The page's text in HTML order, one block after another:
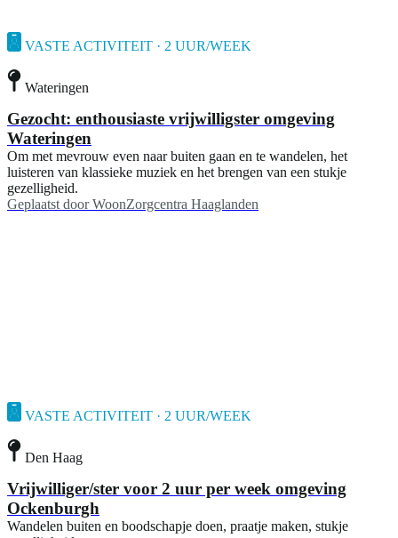
VASTE ACTIVITEIT · 2 UUR/WEEK
Wateringen
Gezocht: enthousiaste vrijwilligster omgeving
Wateringen
Om met mevrouw even naar buiten gaan en te wandelen, het
luisteren van klassieke muziek en het brengen van een stukje
gezelligheid.
Geplaatst door WoonZorgcentra Haaglanden
VASTE ACTIVITEIT · 2 UUR/WEEK
Den Haag
Vrijwilliger/ster voor 2 uur per week omgeving
Ockenburgh
Wandelen buiten en boodschapje doen, praatje maken, stukje